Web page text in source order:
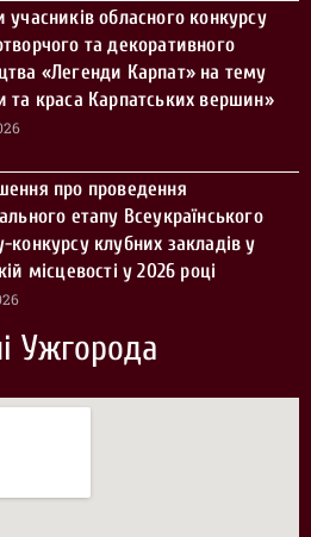
учасників обласного конкурсу
та декоративного
«Легенди Карпат» на тему
та краса Карпатських вершин»
про проведення
етапу Всеукраїнського
конкурсу клубних закладів у
місцевості у 2026 році
Ужгорода